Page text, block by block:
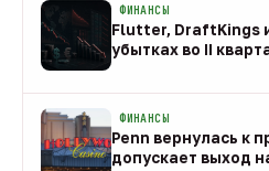
ФИНАНСЫ
Flutter, DraftKings и
убытках во II
ФИНАНСЫ
Penn вернулась к
допускает выход